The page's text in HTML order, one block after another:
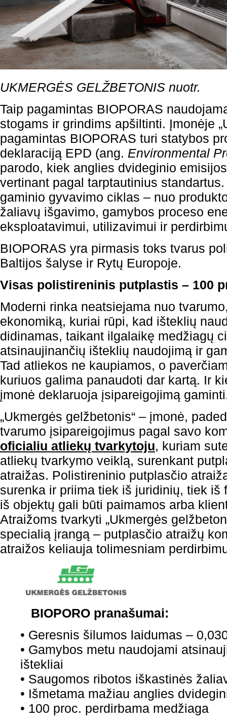
UKMERGĖS GELŽBETONIS nuotr.
Taip pagamintas BIOPORAS
stogams ir grindims apšiltinti. Įmonėje
pagamintas BIOPORAS turi statybos
deklaraciją EPD (ang. Environmental
parodo, kiek anglies dvideginio
vertinant pagal tarptautinius
gaminio gyvavimo ciklas – nuo
žaliavų išgavimo, gamybos proceso
eksploatavimui, utilizavimui ir
BIOPORAS yra pirmasis toks tvarus
Baltijos šalyse ir Rytų Europoje.
Visas polistireninis putplastis – 100
Moderni rinka neatsiejama nuo
ekonomiką, kuriai rūpi, kad išteklių
didinamas, taikant ilgalaikę medžiagų
atsinaujinančių išteklių naudojimą ir
Tad atliekos ne kaupiamos, o
kuriuos galima panaudoti dar kartą. Ir
įmonė deklaruoja įsipareigojimą
„Ukmergės gelžbetonis“ – įmonė,
tvarumo įsipareigojimus pagal savo
oficialiu atliekų tvarkytoju, kuriam
atliekų tvarkymo veiklą, surenkant
atraižas. Polistireninio putplasčio
surenka ir priima tiek iš juridinių, tiek iš
iš objektų gali būti paimamos arba
Atraižoms tvarkyti „Ukmergės
specialią įrangą – putplasčio atraižų
atraižos keliauja tolimesniam
BIOPORO pranašumai:
• Geresnis šilumos laidumas –
• Gamybos metu naudojami
ištekliai
• Saugomos ribotos iškastinės
• Išmetama mažiau anglies
• 100 proc. perdirbama medžiaga